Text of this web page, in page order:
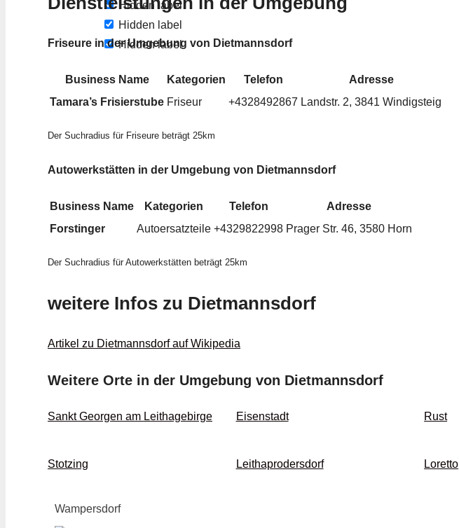
Hidden label
Hidden label
Hidden label
Friseure in der Umgebung von Dietmannsdorf
Business Name Kategorien Telefon
Adresse
Tamara’s Frisierstube Friseur +4328492867 Landstr. 2, 3841 Windigsteig
Der Suchradius für Friseure beträgt 25km
Autowerkstätten in der Umgebung von Dietmannsdorf
Business Name Kategorien Telefon
Adresse
Forstinger
Autoersatzteile +4329822998 Prager Str. 46, 3580 Horn
Der Suchradius für Autowerkstätten beträgt 25km
weitere Infos zu Dietmannsdorf
Artikel zu Dietmannsdorf auf Wikipedia
Weitere Orte in der Umgebung von Dietmannsdorf
Sankt Georgen am Leithagebirge Eisenstadt Rust
Stotzing Leithaprodersdorf Loretto
Wampersdorf